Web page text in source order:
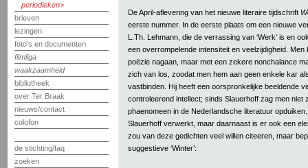
periodieken
brieven
lezingen
foto's en documenten
filmliga
waakzaamheid
bibliotheek
over Ter Braak
nieuws/contact
colofon
de stichting/faq
zoeken
De April-aflevering van het nieuwe literaire tijdschrift
eerste nummer. In de eerste plaats om een nieuwe
L.Th. Lehmann, die de verrassing van ‘Werk’ is en
een overrompelende intensiteit en veelzijdigheid. Men
poëzie nagaan, maar met een zekere nonchalance
zich van los, zoodat men hem aan geen enkele kar
vastbinden. Hij heeft een oorspronkelijke beeldende
controleerend intellect; sinds Slauerhoff zag men niet
phaenomeen in de Nederlandsche literatuur
Slauerhoff verwerkt, maar daarnaast is er ook een
zou van deze gedichten veel willen citeeren, maar
suggestieve ‘Winter’: